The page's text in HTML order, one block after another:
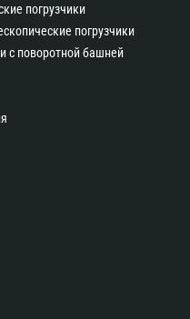
погрузчики
погрузчики
с поворотной башней